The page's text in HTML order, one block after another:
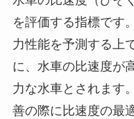
を評価する指標です
力性能を予測する上
に、水車の比速度が
力な水車とされます
善の際に比速度の最